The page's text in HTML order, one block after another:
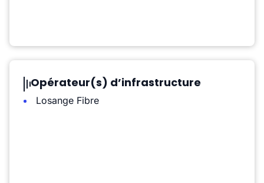
Opérateur(s) d’infrastructure
Losange Fibre